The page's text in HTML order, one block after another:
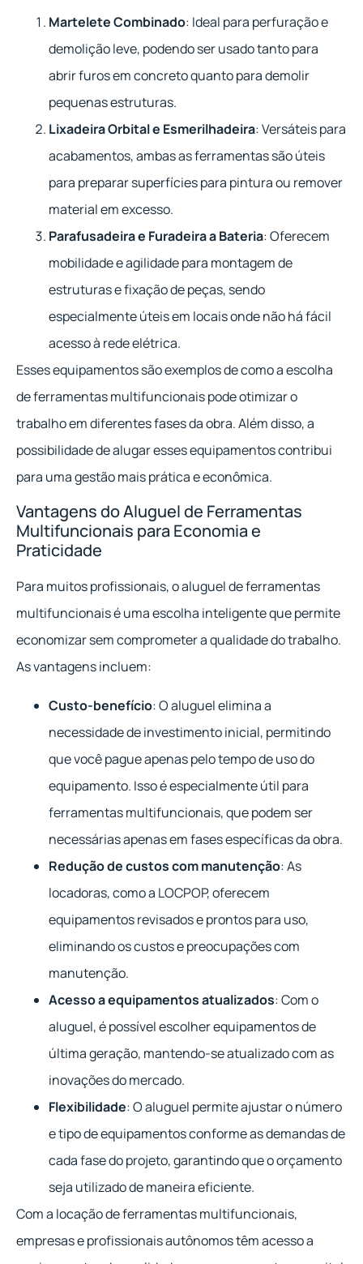
Martelete Combinado: Ideal para perfuração e
demolição leve, podendo ser usado tanto para
abrir furos em concreto quanto para demolir
pequenas estruturas.
Lixadeira Orbital e Esmerilhadeira: Versáteis para
acabamentos, ambas as ferramentas são úteis
para preparar superfícies para pintura ou remover
material em excesso.
Parafusadeira e Furadeira a Bateria: Oferecem
mobilidade e agilidade para montagem de
estruturas e fixação de peças, sendo
especialmente úteis em locais onde não há fácil
acesso à rede elétrica.
Esses equipamentos são exemplos de como a escolha
de ferramentas multifuncionais pode otimizar o
trabalho em diferentes fases da obra. Além disso, a
possibilidade de alugar esses equipamentos contribui
para uma gestão mais prática e econômica.
Vantagens do Aluguel de Ferramentas
Multifuncionais para Economia e
Praticidade
Para muitos profissionais, o aluguel de ferramentas
multifuncionais é uma escolha inteligente que permite
economizar sem comprometer a qualidade do trabalho.
As vantagens incluem:
Custo-benefício: O aluguel elimina a
necessidade de investimento inicial, permitindo
que você pague apenas pelo tempo de uso do
equipamento. Isso é especialmente útil para
ferramentas multifuncionais, que podem ser
necessárias apenas em fases específicas da obra.
Redução de custos com manutenção: As
locadoras, como a LOCPOP, oferecem
equipamentos revisados e prontos para uso,
eliminando os custos e preocupações com
manutenção.
Acesso a equipamentos atualizados: Com o
aluguel, é possível escolher equipamentos de
última geração, mantendo-se atualizado com as
inovações do mercado.
Flexibilidade: O aluguel permite ajustar o número
e tipo de equipamentos conforme as demandas de
cada fase do projeto, garantindo que o orçamento
seja utilizado de maneira eficiente.
Com a locação de ferramentas multifuncionais,
empresas e profissionais autônomos têm acesso a